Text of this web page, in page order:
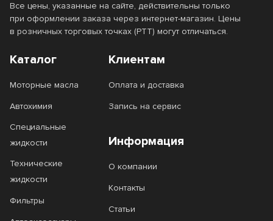
Все цены, указанные на сайте, действительны только
при оформлении заказа через интернет-магазин. Цены
в розничных торговых точках (РТТ) могут отличаться.
Каталог
Моторные масла
Автохимия
Специальные
жидкости
Технические
жидкости
Фильтры
Клиентам
Оплата и доставка
Запись на сервис
Информация
О компании
Контакты
Статьи